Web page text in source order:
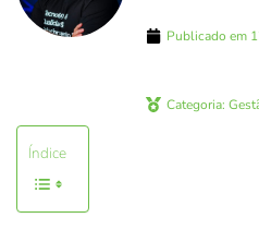
Publicado em
Categoria:
Índice